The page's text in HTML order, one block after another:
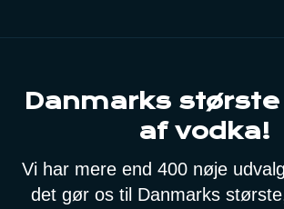
Danmarks
af vodka!
Vi har mere end 400 nøje
det gør os til Danmarks